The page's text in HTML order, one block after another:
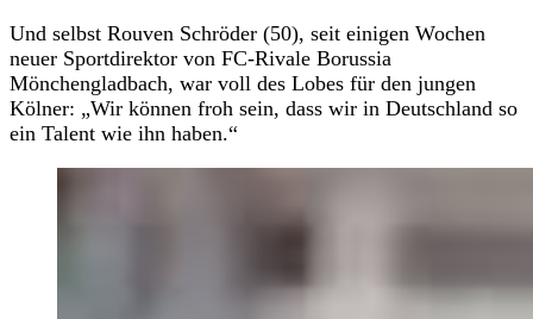
Und selbst Rouven Schröder (50), seit einigen Wochen
neuer Sportdirektor von FC-Rivale Borussia
Mönchengladbach, war voll des Lobes für den jungen
Kölner: „Wir können froh sein, dass wir in Deutschland so
ein Talent wie ihn haben.“